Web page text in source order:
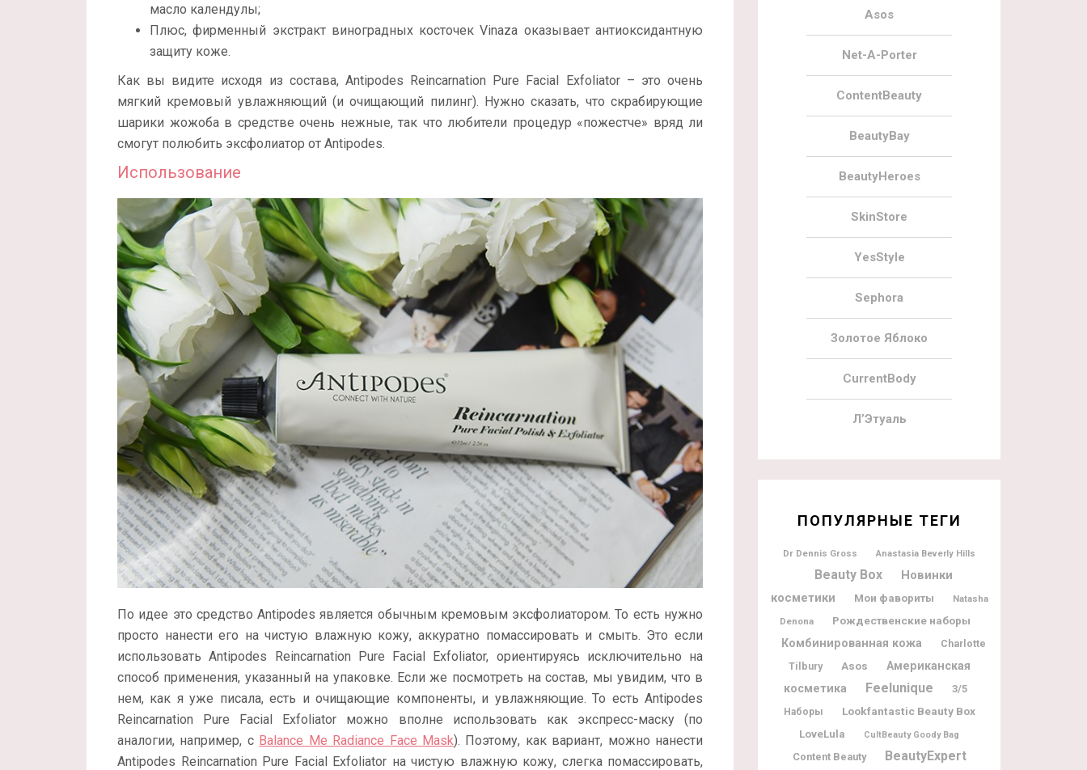
масло календулы;
Плюс, фирменный экстракт виноградных косточек Vinaza оказывает антиоксидантную
защиту коже.
Как вы видите исходя из состава, Antipodes Reincarnation Pure Facial Exfoliator – это очень
мягкий кремовый увлажняющий (и очищающий пилинг). Нужно сказать, что скрабирующие
шарики жожоба в средстве очень нежные, так что любители процедур «пожестче» вряд ли
смогут полюбить эксфолиатор от Antipodes.
Использование
По идее это средство Antipodes является обычным кремовым эксфолиатором. То есть нужно
просто нанести его на чистую влажную кожу, аккуратно помассировать и смыть. Это если
использовать Antipodes Reincarnation Pure Facial Exfoliator, ориентируясь исключительно на
способ применения, указанный на упаковке. Если же посмотреть на состав, мы увидим, что в
нем, как я уже писала, есть и очищающие компоненты, и увлажняющие. То есть Antipodes
Reincarnation Pure Facial Exfoliator можно вполне использовать как экспресс-маску (по
аналогии, например, с Balance Me Radiance Face Mask). Поэтому, как вариант, можно нанести
Antipodes Reincarnation Pure Facial Exfoliator на чистую влажную кожу, слегка помассировать,
Asos
Net-A-Porter
ContentBeauty
BeautyBay
BeautyHeroes
SkinStore
YesStyle
Sephora
Золотое Яблоко
CurrentBody
Л’Этуаль
ПОПУЛЯРНЫЕ ТЕГИ
Dr Dennis Gross Anastasia Beverly Hills
Beauty Box
Новинки
косметики
Мои фавориты
Natasha
Denona
Рождественские наборы
Комбинированная кожа
Charlotte
Tilbury
Asos
Американская
косметика
Feelunique 3/5
Наборы Lookfantastic Beauty Box
LoveLula CultBeauty Goody Bag
Content Beauty BeautyExpert